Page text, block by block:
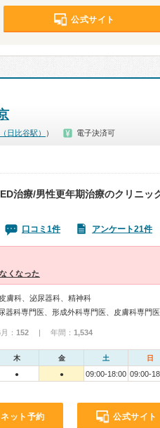
公式サイト
日比谷駅） ） 電子決済可
治療/男性更年期治療のクリニッ
口コミ1件 アンケート21件
くなった
膚科、泌尿器科、精神科
： 152 | 年間： 1,534
木 金 土 日
● ● 09:00-18:00 09:00-
ネット予約 公式サイト